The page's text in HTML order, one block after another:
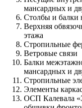
мансардных и
Столбы и балки
Верхняя
этажа
Стропильные
Ветровые связи
Балки
мансардных и
Стропильные
Элементы
ОСП Калевала